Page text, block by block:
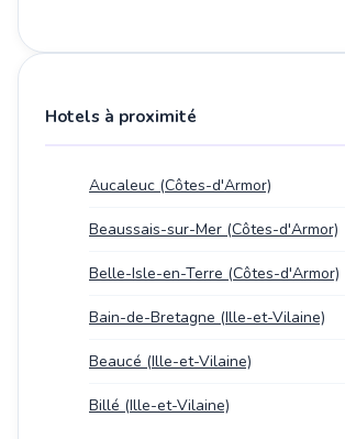
Hotels à proximité
Aucaleuc (Côtes-d'Armor)
Beaussais-sur-Mer (Côtes-d'Armor)
Belle-Isle-en-Terre (Côtes-d'Armor)
Bain-de-Bretagne (Ille-et-Vilaine)
Beaucé (Ille-et-Vilaine)
Billé (Ille-et-Vilaine)